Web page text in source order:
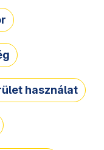
használat